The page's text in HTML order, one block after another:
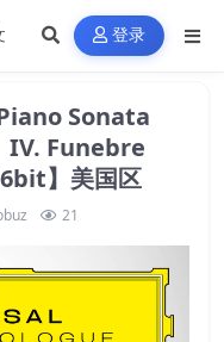
登录
Sonata
IV. Funebre
】美国区
21